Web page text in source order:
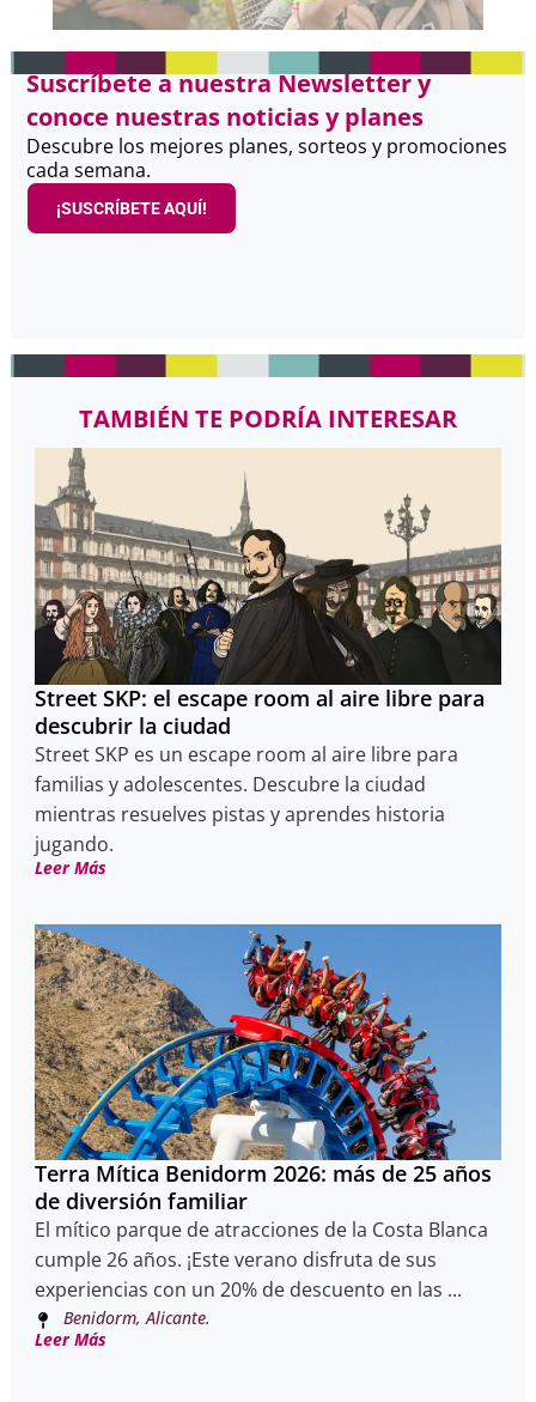
Suscríbete a nuestra Newsletter y
conoce nuestras noticias y planes
Descubre los mejores planes, sorteos y promociones
cada semana.
¡SUSCRÍBETE AQUÍ!
TAMBIÉN TE PODRÍA INTERESAR
Street SKP: el escape room al aire libre para
descubrir la ciudad
Street SKP es un escape room al aire libre para
familias y adolescentes. Descubre la ciudad
mientras resuelves pistas y aprendes historia
jugando.
Leer Más
Terra Mítica Benidorm 2026: más de 25 años
de diversión familiar
El mítico parque de atracciones de la Costa Blanca
cumple 26 años. ¡Este verano disfruta de sus
experiencias con un 20% de descuento en las ...
Benidorm, Alicante.
Leer Más